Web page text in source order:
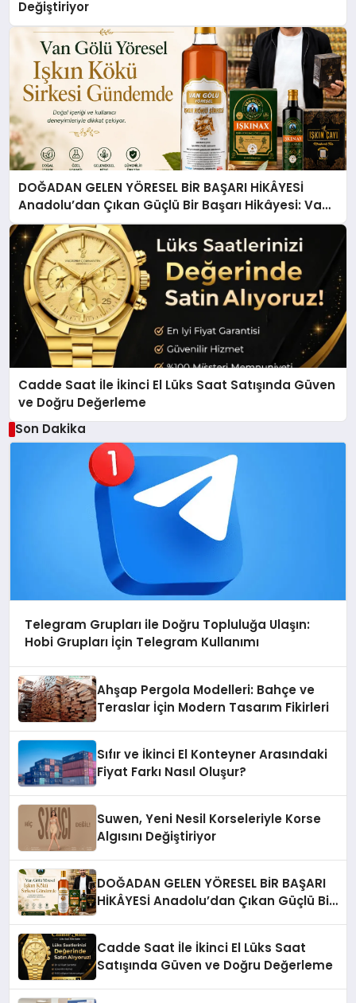
Değiştiriyor
DOĞADAN GELEN YÖRESEL BİR BAŞARI HİKÂYESİ
Anadolu’dan Çıkan Güçlü Bir Başarı Hikâyesi: Van
Gölü Yöresel Işkın Kökü Sirkesi
Cadde Saat İle İkinci El Lüks Saat Satışında Güven
ve Doğru Değerleme
Son Dakika
Telegram Grupları ile Doğru Topluluğa Ulaşın:
Hobi Grupları İçin Telegram Kullanımı
Ahşap Pergola Modelleri: Bahçe ve
Teraslar İçin Modern Tasarım Fikirleri
Sıfır ve İkinci El Konteyner Arasındaki
Fiyat Farkı Nasıl Oluşur?
Suwen, Yeni Nesil Korseleriyle Korse
Algısını Değiştiriyor
DOĞADAN GELEN YÖRESEL BİR BAŞARI
HİKÂYESİ Anadolu’dan Çıkan Güçlü Bir
Cadde Saat İle İkinci El Lüks Saat
Satışında Güven ve Doğru Değerleme